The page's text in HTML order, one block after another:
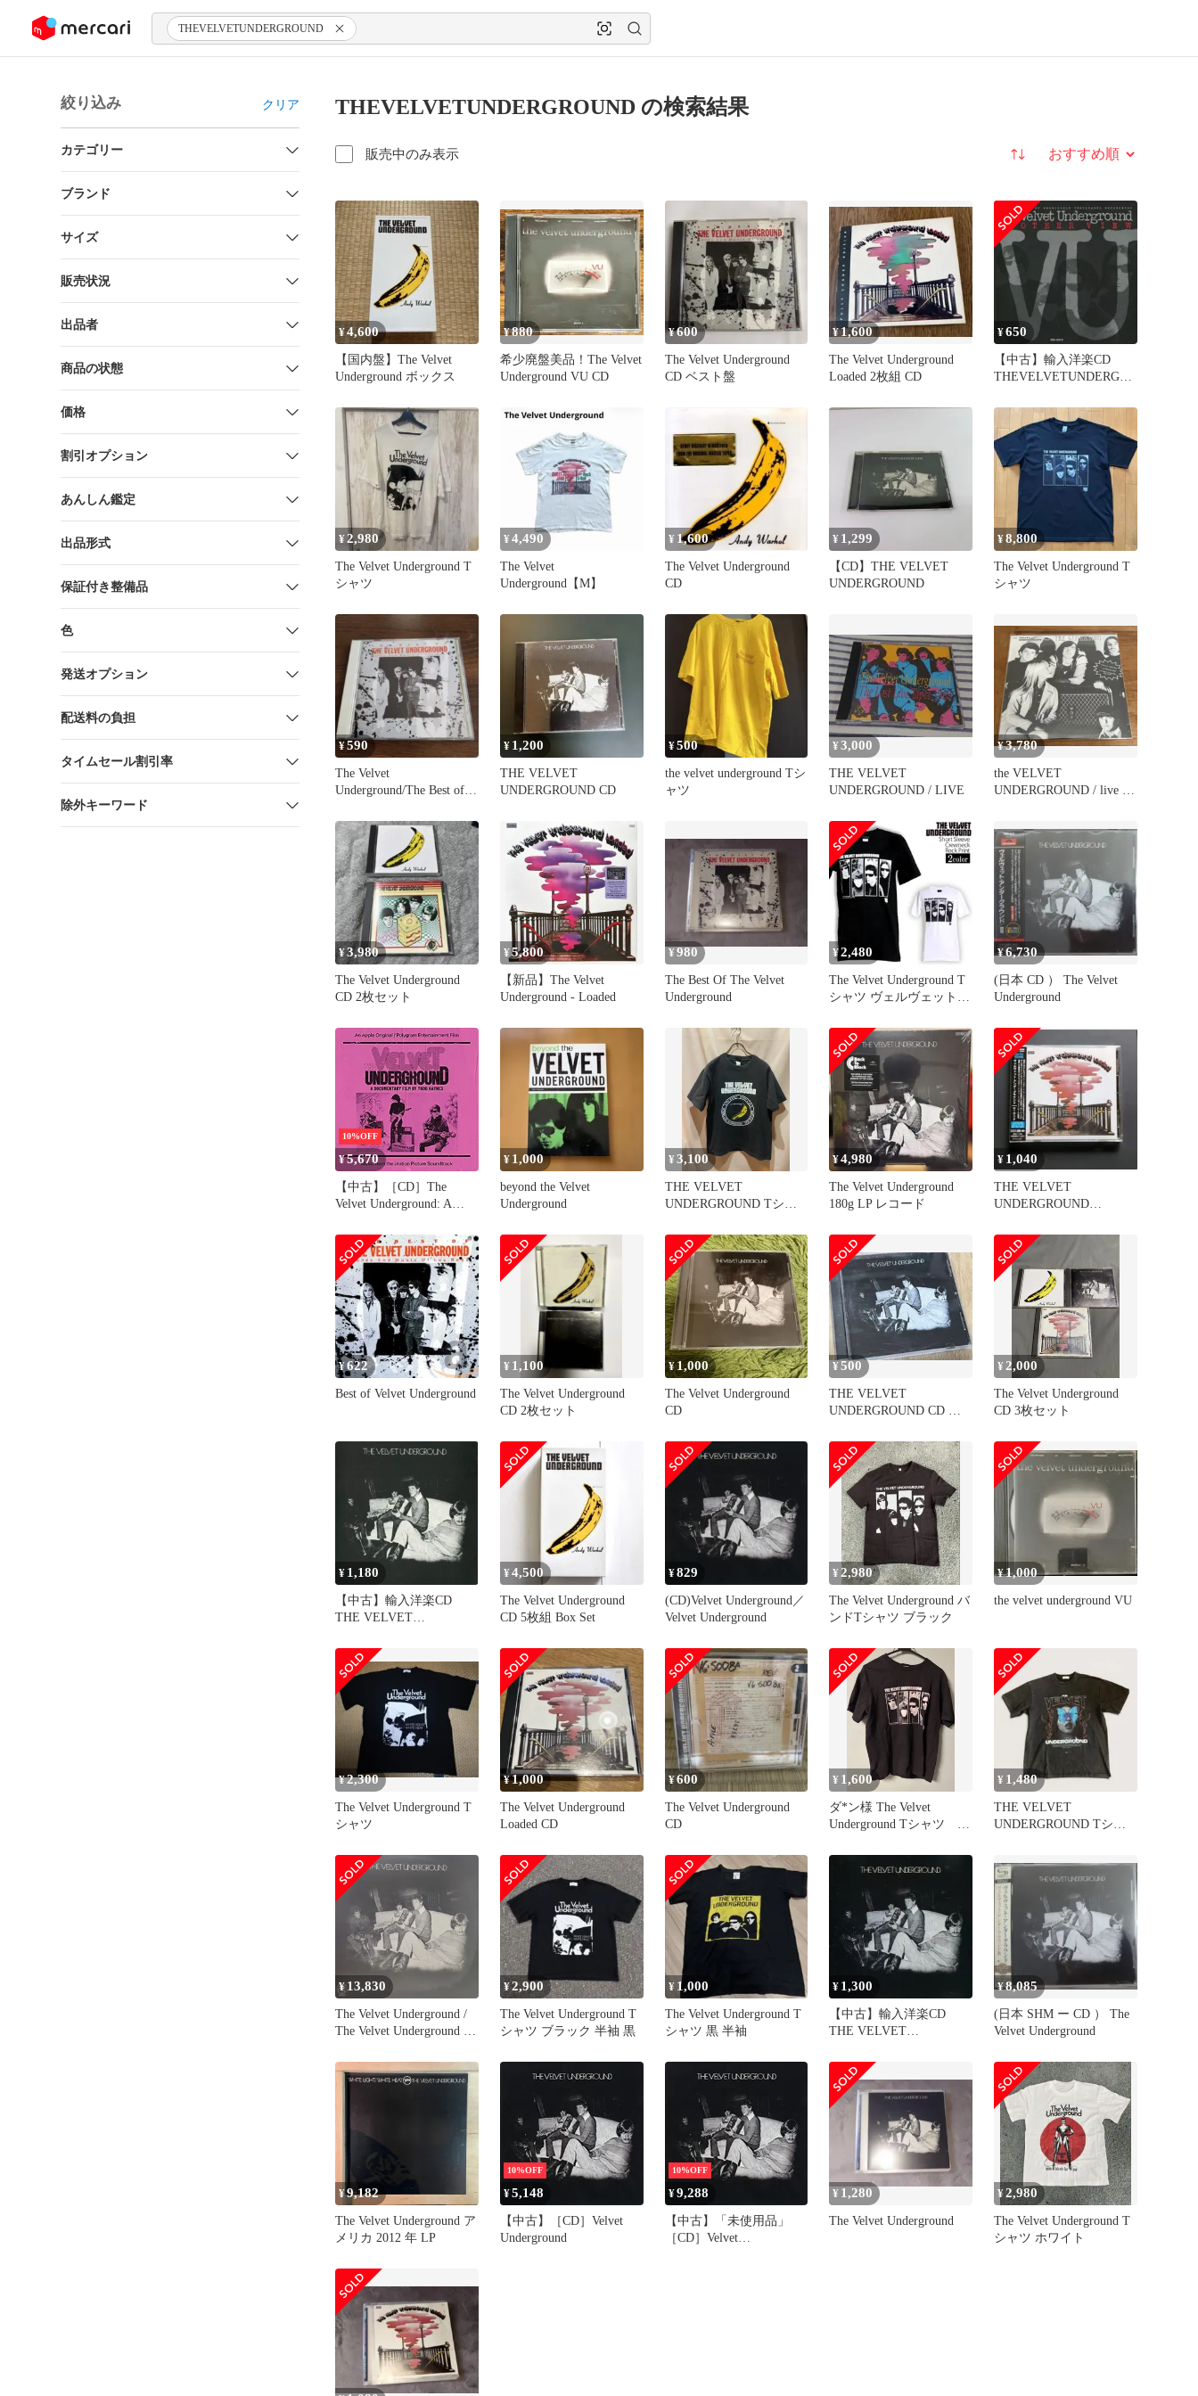
ツにスキップ THEVELVETUNDERGROUND
絞り込み クリア
カテゴリー
ブランド
サイズ
販売状況
出品者
商品の状態
価格
割引オプション
あんしん鑑定
出品形式
保証付き整備品
色
発送オプション
配送料の負担
タイムセール割引率
除外キーワード
THEVELVETUNDERGROUND の検索結果
販売中のみ表示 並び替え
¥4,600
【国内盤】The Velvet
Underground ボックス
¥880
希少廃盤美品！The Velvet
Underground VU CD
¥600
The Velvet Underground
CD ベスト盤
¥1,600
The Velvet Underground
Loaded 2枚組 CD
¥650
【中古】輸入洋楽CD
THEVELVETUNDERGRO
ANOTHERVIEW[輸入盤]
¥2,980
The Velvet Underground T
シャツ
¥ 4,490
The Velvet
Underground【M】
¥ 1,600
The Velvet Underground
CD
¥ 1,299
【CD】THE VELVET
UNDERGROUND
¥8,800
The Velvet Underground T
シャツ
¥590
The Velvet
Underground/The Best of
¥ 1,200
THE VELVET
UNDERGROUND CD
¥500
the velvet underground Tシ
ャツ
¥3,000
THE VELVET
UNDERGROUND / LIVE
¥3,780
the VELVET
UNDERGROUND / live at
¥3,980
The Velvet Underground
CD 2枚セット
¥5,800
【新品】The Velvet
Underground - Loaded
¥980
The Best Of The Velvet
Underground
¥2,480
The Velvet Underground T
シャツ ヴェルヴェットア
Tシャツ バンドTシャツ
メンズ レディース Tシャ
ツ ロゴ 衣装 ダンス ミュ
ージック M LXL ブラッ
ク ホワイト 黒 白 コット
ン 綿
¥6,730
(日本 CD ） The Velvet
Underground
10%OFF
¥5,670
【中古】［CD］The
Velvet Underground: A
Haynes ? Music From The
Motion Picture Soundtrack
¥ 1,000
beyond the Velvet
Underground
¥3,100
THE VELVET
UNDERGROUND Tシャ
¥4,980
The Velvet Underground
180g LP レコード
¥ 1,040
THE VELVET
UNDERGROUND
¥622
Best of Velvet Underground
¥ 1,100
The Velvet Underground
CD 2枚セット
¥ 1,000
The Velvet Underground
CD
¥500
THE VELVET
UNDERGROUND CD 輸
¥ 2,000
The Velvet Underground
CD 3枚セット
¥ 1,180
【中古】輸入洋楽CD
THE VELVET
VELVET
UNDERGROUND[輸入盤]
¥4,500
The Velvet Underground
CD 5枚組 Box Set
¥829
(CD)Velvet Underground／
Velvet Underground
¥ 2,980
The Velvet Underground バ
ンドTシャツ ブラック
¥1,000
the velvet underground VU
¥2,300
The Velvet Underground T
シャツ
¥1,000
The Velvet Underground
Loaded CD
¥600
The Velvet Underground
CD
¥ 1,600
ダ*ン様 The Velvet
Underground Tシャツ ブ
¥ 1,480
THE VELVET
UNDERGROUND Tシャ
¥13,830
The Velvet Underground /
The Velvet Underground レ
¥2,900
The Velvet Underground T
シャツ ブラック 半袖 黒
¥ 1,000
The Velvet Underground T
シャツ 黒 半袖
¥ 1,300
【中古】輸入洋楽CD
THE VELVET
VELVET
UNDERGROUND[輸入盤]
¥8,085
(日本 SHM ー CD ） The
Velvet Underground
¥9,182
The Velvet Underground ア
メリカ 2012 年 LP
10%OFF
¥5,148
【中古】［CD］Velvet
Underground
10%OFF
¥9,288
【中古】「未使用品」
［CD］Velvet
¥ 1,280
The Velvet Underground
¥2,980
The Velvet Underground T
シャツ ホワイト